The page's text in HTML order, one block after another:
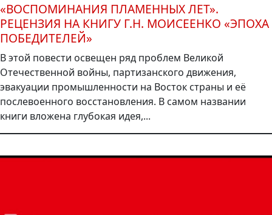
«ВОСПОМИНАНИЯ ПЛАМЕННЫХ ЛЕТ».
РЕЦЕНЗИЯ НА КНИГУ Г.Н. МОИСЕЕНКО «ЭПОХА
ПОБЕДИТЕЛЕЙ»
В этой повести освещен ряд проблем Великой
Отечественной войны, партизанского движения,
эвакуации промышленности на Восток страны и её
послевоенного восстановления. В самом названии
книги вложена глубокая идея,...